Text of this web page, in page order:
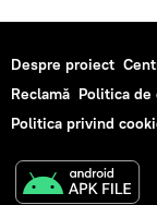
Despre proiect
Reclamă Politica
Politica privind